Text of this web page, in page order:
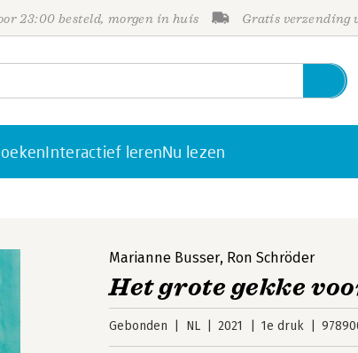
23:00 besteld, morgen in huis Gratis verzending
Interactief lerenNu lezen
Marianne Busser, Ron Schröder
Het grote gekke
Gebonden NL 2021 1e druk